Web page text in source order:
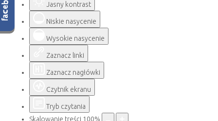
Jasny kontrast
Niskie nasycenie
Wysokie nasycenie
Zaznacz linki
Zaznacz nagłówki
Czytnik ekranu
Tryb czytania
Skalowanie treści 100%